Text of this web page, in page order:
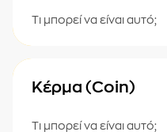
Τι μπορεί να είναι αυτό;
Κέρμα (Coin)
Τι μπορεί να είναι αυτό;